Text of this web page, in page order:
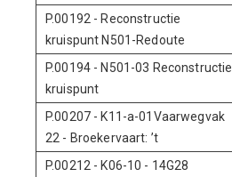
P.00192 - Reconstructie
kruispunt N501-Redoute
P.00194 - N501-03 Reconstructie
kruispunt
P.00207 - K11-a-01Vaarwegvak
22 - Broekervaart: ’t
P.00212 - K06-10 - 14G28